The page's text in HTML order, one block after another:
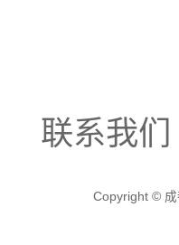
联系我们
Copyright © 成